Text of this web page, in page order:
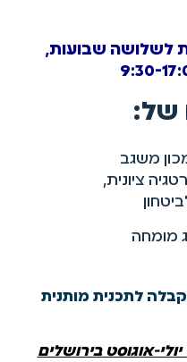
לשלושה שבועות,
של:
משגב
ציונית,
מומחה
לתכנית מותנית
אוגוסט בירושלים